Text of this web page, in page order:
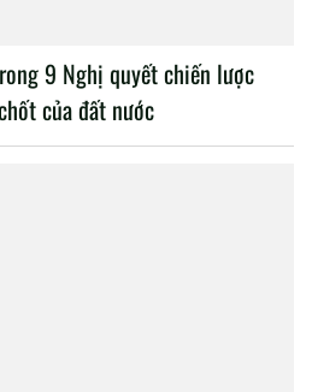
9 Nghị quyết chiến lược
của đất nước